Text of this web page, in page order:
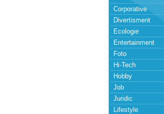
Corporative
Divertisment
Ecologie
Entertainment
Foto
Hi-Tech
Hobby
Job
Juridic
Lifestyle